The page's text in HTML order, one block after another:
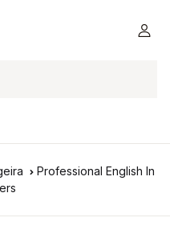
Professional English In